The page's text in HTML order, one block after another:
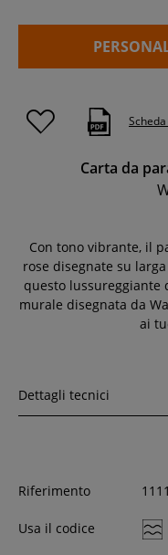
Carta da
Con tono vibrante, il
rose disegnate su
questo lussureggiante
murale disegnata da
ai
Dettagli tecnici
Riferimento
Usa il codice